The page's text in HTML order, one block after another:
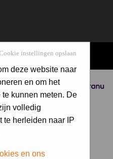
Sponsored by
instellingen opslaan
deze website naar
en om het
kunnen meten. De
volledig
te herleiden naar IP
en ons
and